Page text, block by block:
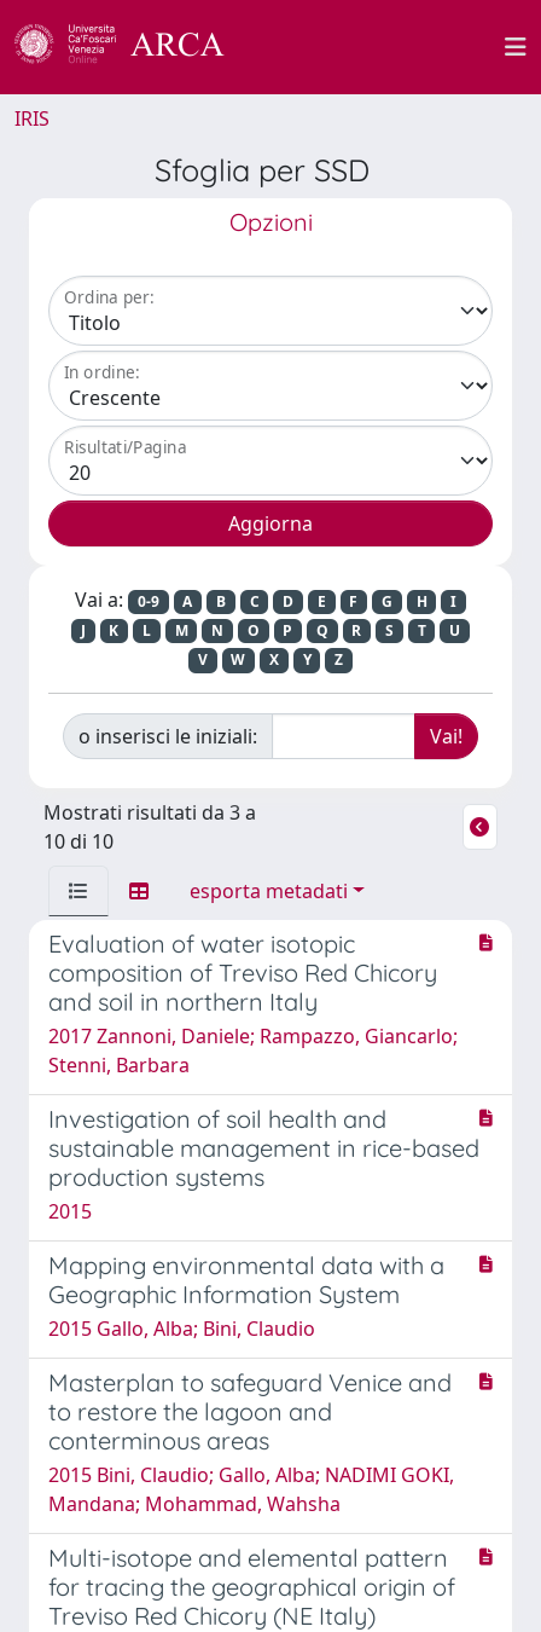
IRIS
Sfoglia per SSD
Opzioni
Ordina per:
In ordine:
Risultati/Pagina
Vai a: 0-9 A B C D E F G H
I
J
K L M N O P Q R S T
U
V
W X Y Z
o inserisci le iniziali:
Mostrati risultati da 3 a
10 di 10
esporta metadati
Evaluation of water isotopic
composition of Treviso Red Chicory
and soil in northern Italy
2017 Zannoni, Daniele; Rampazzo, Giancarlo;
Stenni, Barbara
Investigation of soil health and
sustainable management in rice-based
production systems
2015
Mapping environmental data with a
Geographic Information System
2015 Gallo, Alba; Bini, Claudio
Masterplan to safeguard Venice and
to restore the lagoon and
conterminous areas
2015 Bini, Claudio; Gallo, Alba; NADIMI GOKI,
Mandana; Mohammad, Wahsha
Multi-isotope and elemental pattern
for tracing the geographical origin of
Treviso Red Chicory (NE Italy)